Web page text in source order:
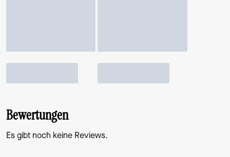
Bewertungen
Es gibt noch keine Reviews.